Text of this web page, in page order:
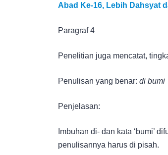
Abad Ke-16, Lebih Dahsyat
Paragraf 4
Penelitian juga mencatat,
Penulisan yang benar: di bumi
Penjelasan:
Imbuhan di- dan kata ‘bumi’
penulisannya harus di pisah.